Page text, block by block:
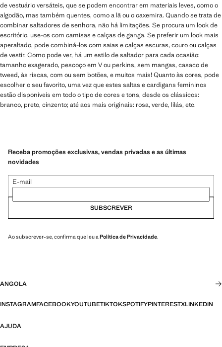
de vestuário versáteis, que se podem encontrar em materiais leves, como o
algodão, mas também quentes, como a lã ou o caxemira. Quando se trata de
combinar saltadores de senhora, não há limitações. Se procura um look de
escritório, use-os com camisas e calças de ganga. Se preferir um look mais
aperaltado, pode combiná-los com saias e calças escuras, couro ou calças
de vestir. Como pode ver, há um estilo de saltador para cada ocasião:
tamanho exagerado, pescoço em V ou perkins, sem mangas, casaco de
tweed, às riscas, com ou sem botões, e muitos mais! Quanto às cores, pode
escolher o seu favorito, uma vez que estes saltas e cardigans femininos
estão disponíveis em todo o tipo de cores e tons, desde os clássicos:
branco, preto, cinzento; até aos mais originais: rosa, verde, lilás, etc.
Receba promoções exclusivas, vendas privadas e as últimas
novidades
E-mail
SUBSCREVER
Ao subscrever-se, confirma que leu a Política de Privacidade.
ANGOLA
INSTAGRAMFACEBOOKYOUTUBETIKTOKSPOTIFYPINTERESTXLINKEDIN
AJUDA